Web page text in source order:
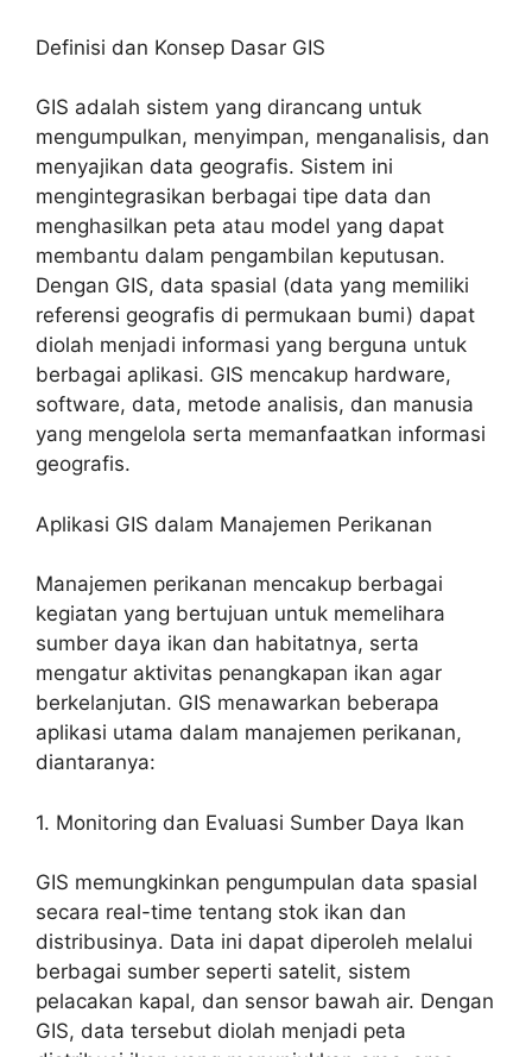
Definisi dan Konsep Dasar GIS
GIS adalah sistem yang dirancang untuk
mengumpulkan, menyimpan, menganalisis, dan
menyajikan data geografis. Sistem ini
mengintegrasikan berbagai tipe data dan
menghasilkan peta atau model yang dapat
membantu dalam pengambilan keputusan.
Dengan GIS, data spasial (data yang memiliki
referensi geografis di permukaan bumi) dapat
diolah menjadi informasi yang berguna untuk
berbagai aplikasi. GIS mencakup hardware,
software, data, metode analisis, dan manusia
yang mengelola serta memanfaatkan informasi
geografis.
Aplikasi GIS dalam Manajemen Perikanan
Manajemen perikanan mencakup berbagai
kegiatan yang bertujuan untuk memelihara
sumber daya ikan dan habitatnya, serta
mengatur aktivitas penangkapan ikan agar
berkelanjutan. GIS menawarkan beberapa
aplikasi utama dalam manajemen perikanan,
diantaranya:
1. Monitoring dan Evaluasi Sumber Daya Ikan
GIS memungkinkan pengumpulan data spasial
secara real-time tentang stok ikan dan
distribusinya. Data ini dapat diperoleh melalui
berbagai sumber seperti satelit, sistem
pelacakan kapal, dan sensor bawah air. Dengan
GIS, data tersebut diolah menjadi peta